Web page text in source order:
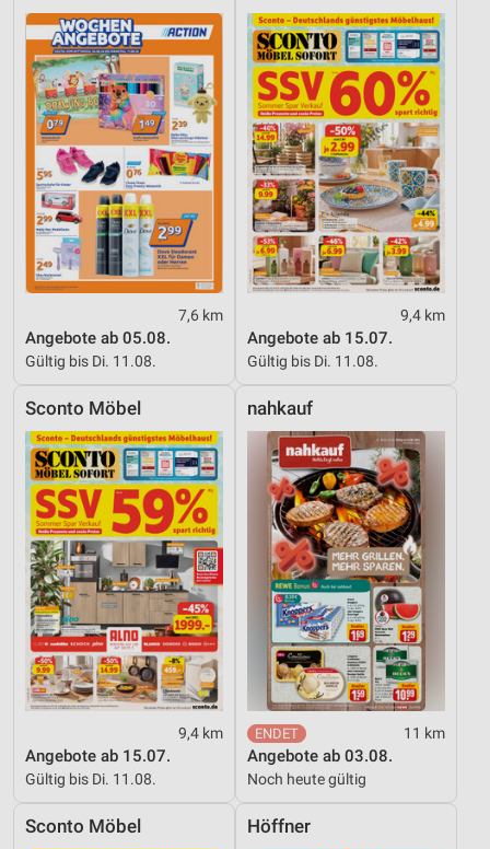
7,6 km
Angebote ab 05.08.
Gültig bis Di. 11.08.
9,4 km
Angebote ab 15.07.
Gültig bis Di. 11.08.
Sconto Möbel
9,4 km
Angebote ab 15.07.
Gültig bis Di. 11.08.
nahkauf
11 km
Angebote ab 03.08.
Noch heute gültig
Sconto Möbel Höffner